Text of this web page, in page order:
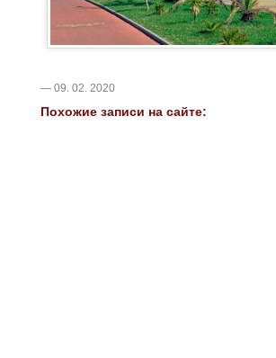
— 09. 02. 2020
Похожие записи на сайте: